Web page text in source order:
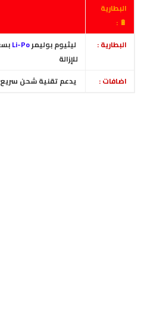
البطارية
🔋 :
البطارية :
ليثيوم بوليمرLi-Po
للإزالة
اضافات :
يدعم تقنية شحن سريع 22.5 واط